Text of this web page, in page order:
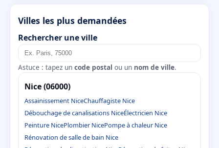
Villes les plus demandées
Rechercher une ville
Astuce : tapez un code postal ou un nom de ville.
Nice (06000)
Assainissement NiceChauffagiste Nice
Débouchage de canalisations NiceÉlectricien Nice
Peinture NicePlombier NicePompe à chaleur Nice
Rénovation de salle de bain Nice